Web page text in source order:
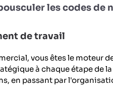
les codes
de travail
vous êtes le moteur
à chaque étape de
en passant par